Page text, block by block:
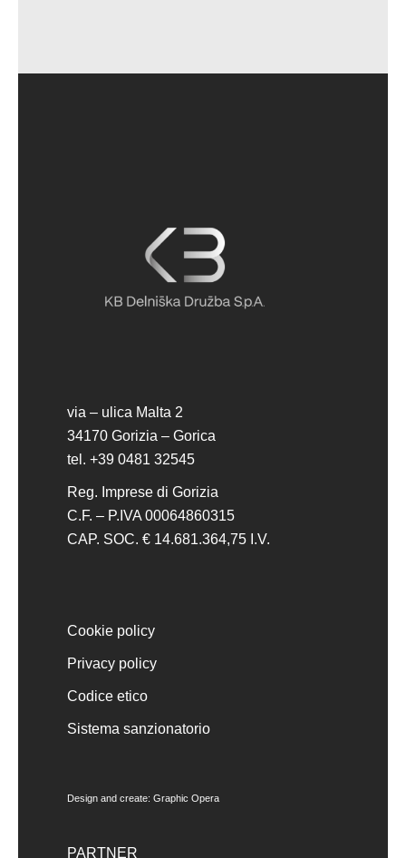
via – ulica Malta 2
34170 Gorizia – Gorica
tel. +39 0481 32545
Reg. Imprese di Gorizia
C.F. – P.IVA 00064860315
CAP. SOC. € 14.681.364,75 I.V.
Cookie policy
Privacy policy
Codice etico
Sistema sanzionatorio
Design and create: Graphic Opera
PARTNER